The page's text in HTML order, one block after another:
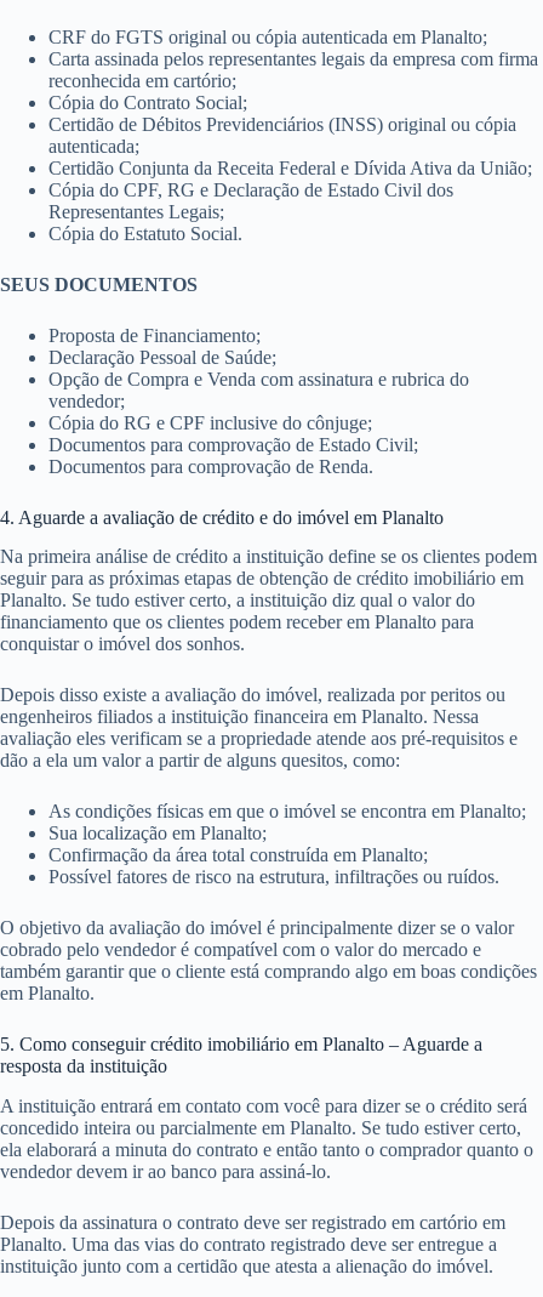
CRF do FGTS original ou cópia autenticada em Planalto;
Carta assinada pelos representantes legais da empresa com firma
reconhecida em cartório;
Cópia do Contrato Social;
Certidão de Débitos Previdenciários (INSS) original ou cópia
autenticada;
Certidão Conjunta da Receita Federal e Dívida Ativa da União;
Cópia do CPF, RG e Declaração de Estado Civil dos
Representantes Legais;
Cópia do Estatuto Social.
SEUS DOCUMENTOS
Proposta de Financiamento;
Declaração Pessoal de Saúde;
Opção de Compra e Venda com assinatura e rubrica do
vendedor;
Cópia do RG e CPF inclusive do cônjuge;
Documentos para comprovação de Estado Civil;
Documentos para comprovação de Renda.
4. Aguarde a avaliação de crédito e do imóvel em Planalto
Na primeira análise de crédito a instituição define se os clientes podem
seguir para as próximas etapas de obtenção de crédito imobiliário em
Planalto. Se tudo estiver certo, a instituição diz qual o valor do
financiamento que os clientes podem receber em Planalto para
conquistar o imóvel dos sonhos.
Depois disso existe a avaliação do imóvel, realizada por peritos ou
engenheiros filiados a instituição financeira em Planalto. Nessa
avaliação eles verificam se a propriedade atende aos pré-requisitos e
dão a ela um valor a partir de alguns quesitos, como:
As condições físicas em que o imóvel se encontra em Planalto;
Sua localização em Planalto;
Confirmação da área total construída em Planalto;
Possível fatores de risco na estrutura, infiltrações ou ruídos.
O objetivo da avaliação do imóvel é principalmente dizer se o valor
cobrado pelo vendedor é compatível com o valor do mercado e
também garantir que o cliente está comprando algo em boas condições
em Planalto.
5. Como conseguir crédito imobiliário em Planalto – Aguarde a
resposta da instituição
A instituição entrará em contato com você para dizer se o crédito será
concedido inteira ou parcialmente em Planalto. Se tudo estiver certo,
ela elaborará a minuta do contrato e então tanto o comprador quanto o
vendedor devem ir ao banco para assiná-lo.
Depois da assinatura o contrato deve ser registrado em cartório em
Planalto. Uma das vias do contrato registrado deve ser entregue a
instituição junto com a certidão que atesta a alienação do imóvel.